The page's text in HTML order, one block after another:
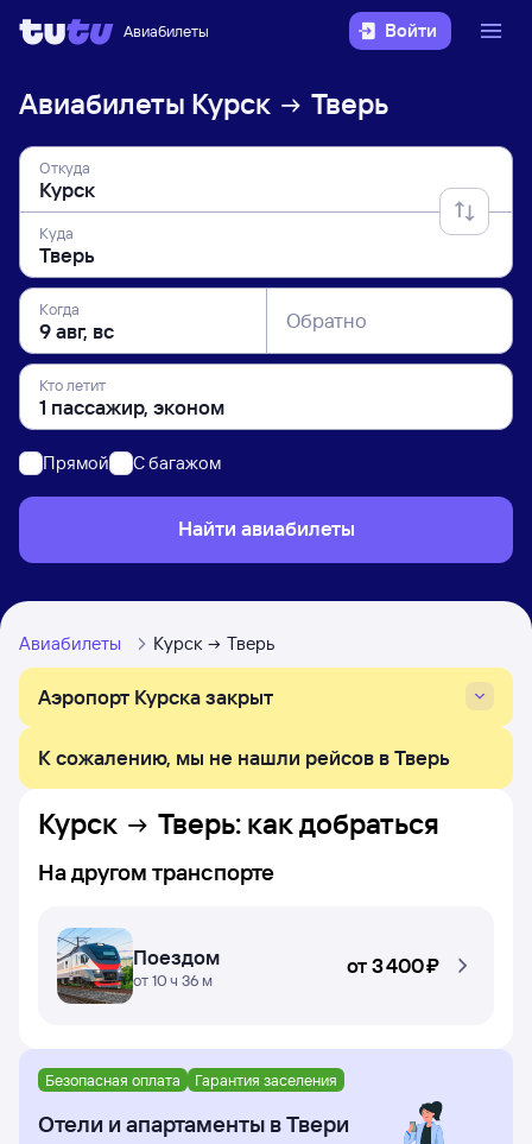
Авиабилеты Войти
Авиабилеты Курск Тверь
Откуда
Куда
Когда Обратно
Кто летит
Прямой C багажом
Найти авиабилеты
Авиабилеты Курск Тверь
Аэропорт Курска закрыт
К сожалению, мы не нашли рейсов в Тверь
Курск Тверь: как добраться
На другом транспорте
Поездом
от 10 ч 36 м
от3 ⁠400 ⁠₽
Безопасная оплата Гарантия заселения
Отели и апартаменты в Твери